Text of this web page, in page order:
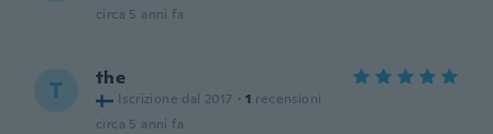
circa 5 anni fa
T the
Iscrizione dal 2017 · 1 recensioni
circa 5 anni fa